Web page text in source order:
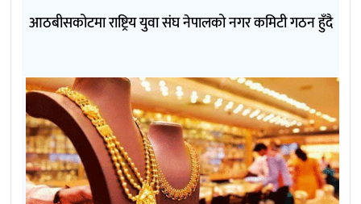
आठबीसकोटमा राष्ट्रिय युवा संघ नेपालको नगर कमिटी गठन हुँदै